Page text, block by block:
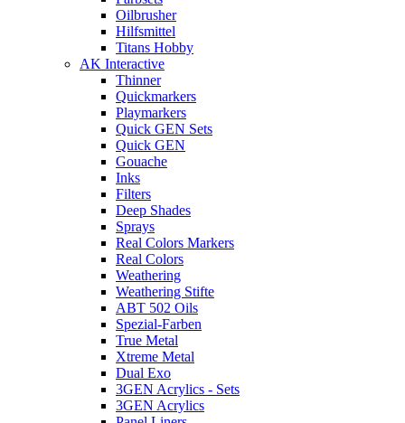
Oilbrusher
Hilfsmittel
Titans Hobby
AK Interactive
Thinner
Quickmarkers
Playmarkers
Quick GEN Sets
Quick GEN
Gouache
Inks
Filters
Deep Shades
Sprays
Real Colors Markers
Real Colors
Weathering
Weathering Stifte
ABT 502 Oils
Spezial-Farben
True Metal
Xtreme Metal
Dual Exo
3GEN Acrylics - Sets
3GEN Acrylics